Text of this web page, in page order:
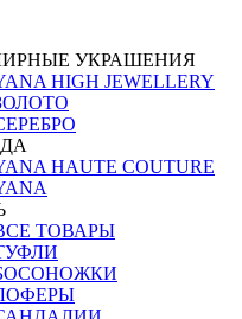
УКРАШЕНИЯ
HIGH JEWELLERY
HAUTE COUTURE
ТОВАРЫ